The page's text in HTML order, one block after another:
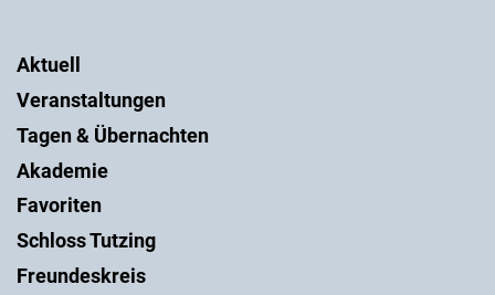
Aktuell
Veranstaltungen
Tagen & Übernachten
Akademie
Favoriten
Schloss Tutzing
Freundeskreis